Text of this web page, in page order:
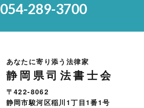
054-289-3700
あなたに寄り添う法律家
静岡県司法書士会
〒422-8062
静岡市駿河区稲川1丁目1番1号